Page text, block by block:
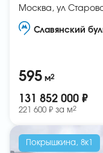
Москва, ул
Славянский
595 м2
131 852 000 ₽
221 600 ₽ за м2
Покрышкина, 8к1